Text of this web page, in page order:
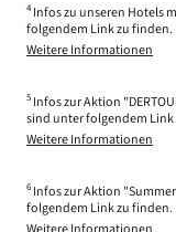
4 Infos zu unseren Hotels
folgendem Link zu finden.
Weitere Informationen
5 Infos zur Aktion
sind unter folgendem
Weitere Informationen
6 Infos zur Aktion
folgendem Link zu finden.